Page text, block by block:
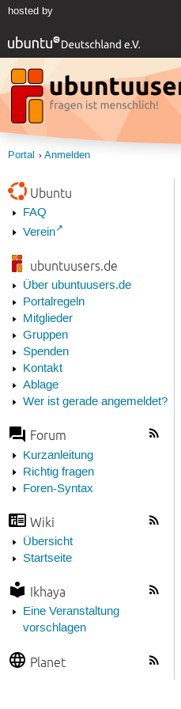
hosted by
Portal Anmelden
Ubuntu
FAQ
Verein
ubuntuusers.de
Über ubuntuusers.de
Portalregeln
Mitglieder
Gruppen
Spenden
Kontakt
Ablage
Wer ist gerade angemeldet?
Forum
Kurzanleitung
Richtig fragen
Foren-Syntax
Wiki
Übersicht
Startseite
Ikhaya
Eine Veranstaltung
vorschlagen
Planet